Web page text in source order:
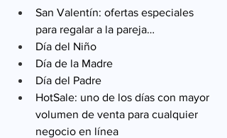
San Valentín: ofertas especiales
para regalar a la pareja…
Día del Niño
Día de la Madre
Día del Padre
HotSale: uno de los días con mayor
volumen de venta para cualquier
negocio en línea